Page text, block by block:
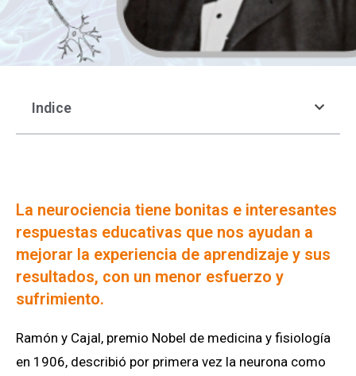
Indice
La neurociencia tiene bonitas e interesantes
respuestas educativas que nos ayudan a
mejorar la experiencia de aprendizaje y sus
resultados, con un menor esfuerzo y
sufrimiento.
Ramón y Cajal, premio Nobel de medicina y fisiología
en 1906, describió por primera vez la neurona como